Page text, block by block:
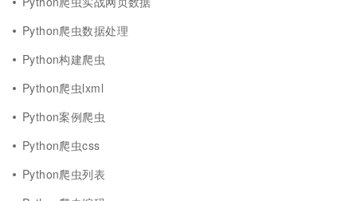
Python爬虫数据处理
Python构建爬虫
Python爬虫lxml
Python案例爬虫
Python爬虫css
Python爬虫列表